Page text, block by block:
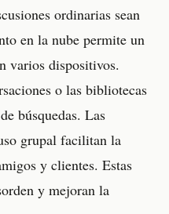
ordinarias sean
en la nube permite un
varios dispositivos.
o las bibliotecas
búsquedas. Las
grupal facilitan la
y clientes. Estas
y mejoran la